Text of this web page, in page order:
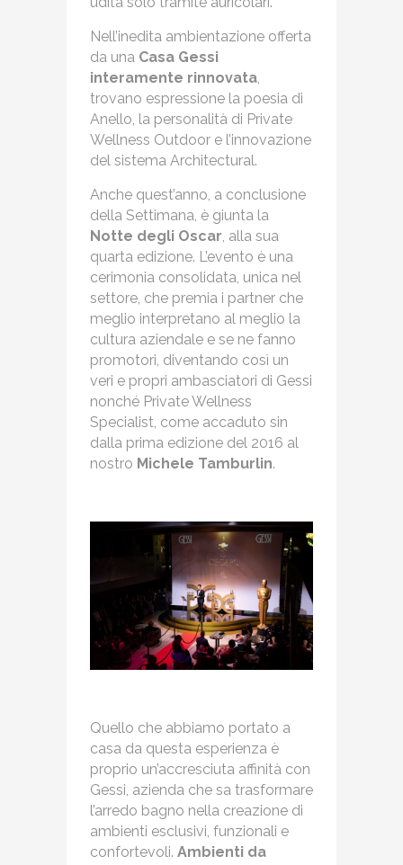
Nell’inedita ambientazione offerta
da una Casa Gessi
interamente rinnovata,
trovano espressione la poesia di
Anello, la personalità di Private
Wellness Outdoor e l’innovazione
del sistema Architectural.
Anche quest’anno, a conclusione
della Settimana, è giunta la
Notte degli Oscar, alla sua
quarta edizione. L’evento è una
cerimonia consolidata, unica nel
settore, che premia i partner che
meglio interpretano al meglio la
cultura aziendale e se ne fanno
promotori, diventando così un
veri e propri ambasciatori di Gessi
nonché Private Wellness
Specialist, come accaduto sin
dalla prima edizione del 2016 al
nostro Michele Tamburlin.
Quello che abbiamo portato a
casa da questa esperienza è
proprio un’accresciuta affinità con
Gessi, azienda che sa trasformare
l’arredo bagno nella creazione di
ambienti esclusivi, funzionali e
confortevoli. Ambienti da